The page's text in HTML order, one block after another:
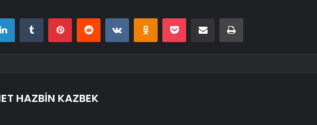
LinkedInTumblr PinterestReddit VKontakteOdnoklassniki
Pocket E-Posta ile paylaş Yazdır
HAZBİN KAZBEK